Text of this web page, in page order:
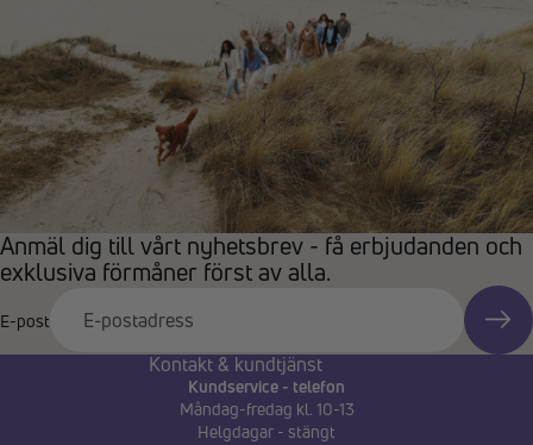
Anmäl dig till vårt nyhetsbrev - få erbjudanden och
exklusiva förmåner först av alla.
E-post
Kontakt & kundtjänst
Kundservice - telefon
Måndag-fredag kl. 10-13
Helgdagar - stängt